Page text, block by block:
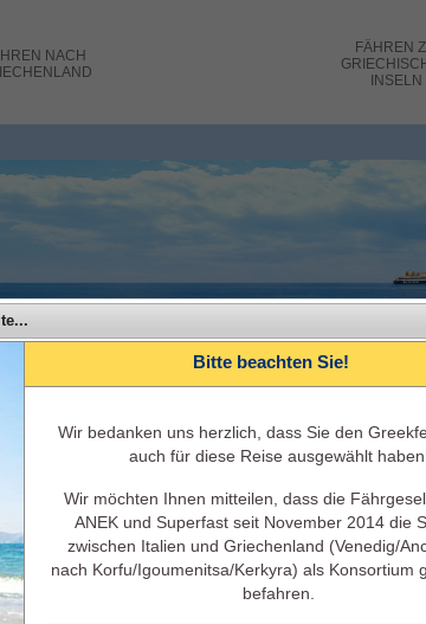
NACH
FÄHREN
INSELN
Fährtickets, Kosten und Buchu _
Ferries - Reisen Sie mit Superfast Ferries
auf den SUPERFAST FERRIES
Fahrpläne, Preise +
Bitte beachten Sie!
Wir bedanken uns herzlich, dass Sie den
auch für diese Reise ausgewählt
Wir möchten Ihnen mitteilen, dass die
ANEK und Superfast seit November 2014 die
zwischen Italien und Griechenland (Venedig/
nach Korfu/Igoumenitsa/Kerkyra) als Konsortium
befahren.